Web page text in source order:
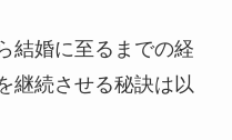
結婚に至るまでの経
継続させる秘訣は以